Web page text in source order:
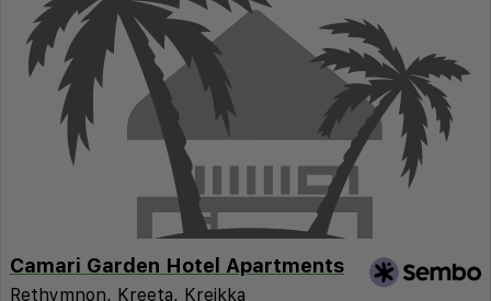
Camari Garden Hotel Apartments
Rethymnon, Kreeta, Kreikka